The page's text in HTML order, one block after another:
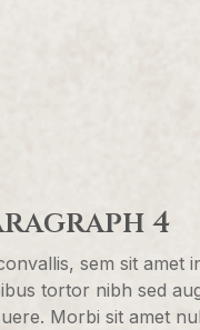
4
sem sit amet
tortor nibh sed
Morbi sit amet